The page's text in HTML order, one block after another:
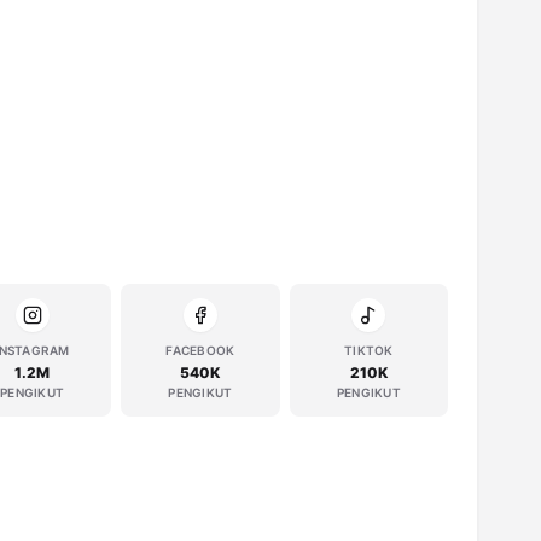
1.2M
PENGIKUT
FACEBOOK
540K
PENGIKUT
TIKTOK
210K
PENGIKUT